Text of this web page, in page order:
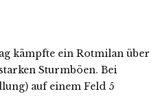
kämpfte ein Rotmilan über
Sturmböen. Bei
auf einem Feld 5